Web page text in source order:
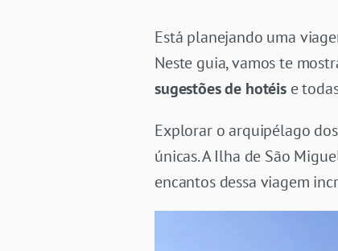
Está planejando uma
Neste guia, vamos te
sugestões de hotéis e
Explorar o arquipélago
únicas. A Ilha de São
encantos dessa viagem